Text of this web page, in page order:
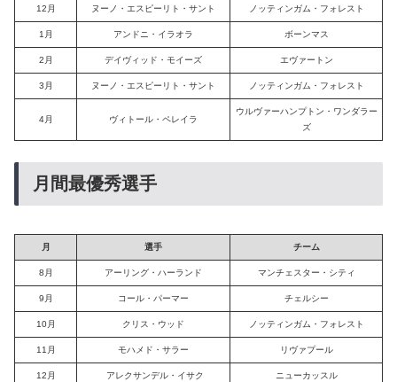
12月 ヌーノ・エスピーリト・サント ノッティンガム・フォレスト
1月 アンドニ・イラオラ ボーンマス
2月 デイヴィッド・モイーズ エヴァートン
3月 ヌーノ・エスピーリト・サント ノッティンガム・フォレスト
4月 ヴィトール・ペレイラ
ウルヴァーハンプトン・ワンダラー
ズ
月間最優秀選手
月 選手 チーム
8月 アーリング・ハーランド マンチェスター・シティ
9月 コール・パーマー チェルシー
10月 クリス・ウッド ノッティンガム・フォレスト
11月 モハメド・サラー リヴァプール
12月 アレクサンデル・イサク ニューカッスル